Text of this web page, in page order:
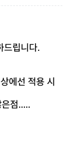
드립니다.
에선 적용 시
점.....